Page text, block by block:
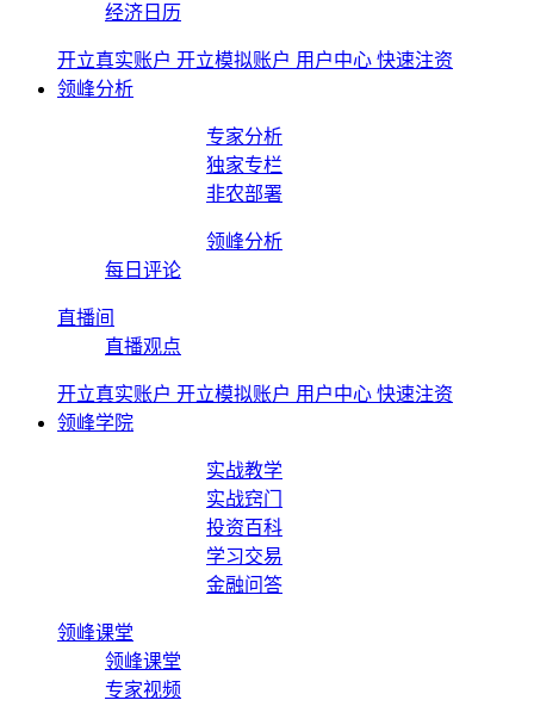
经济日历
开立真实账户 开立模拟账户 用户中心 快速注资
领峰分析
专家分析
独家专栏
非农部署
领峰分析
每日评论
直播间
直播观点
开立真实账户 开立模拟账户 用户中心 快速注资
领峰学院
实战教学
实战窍门
投资百科
学习交易
金融问答
领峰课堂
领峰课堂
专家视频